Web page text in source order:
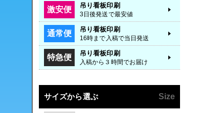
激安便 吊り看板印刷
3日後発送で最安値
通常便 吊り看板印刷
16時まで入稿で当日発送
特急便 吊り看板印刷
入稿から３時間でお届け
サイズから選ぶ Size